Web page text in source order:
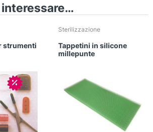
strumenti
In offerta!
Sterilizzazione
Tappetini in silicone
millepunte